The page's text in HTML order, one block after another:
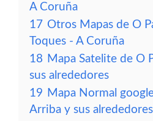
A Coruña
17 Otros Mapas de O
Toques - A Coruña
18 Mapa Satelite de O
sus alrededores
19 Mapa Normal
Arriba y sus alrededores